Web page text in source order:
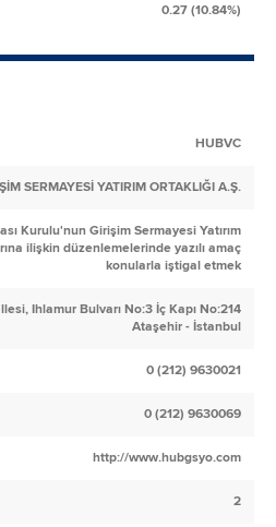
0.27 (10.84%)
HUBVC
SERMAYESİ YATIRIM ORTAKLIĞI A.Ş.
Kurulu'nun Girişim Sermayesi Yatırım
ilişkin düzenlemelerinde yazılı amaç
konularla iştigal etmek
Ihlamur Bulvarı No:3 İç Kapı No:214
Ataşehir - İstanbul
0 (212) 9630021
0 (212) 9630069
http://www.hubgsyo.com
2